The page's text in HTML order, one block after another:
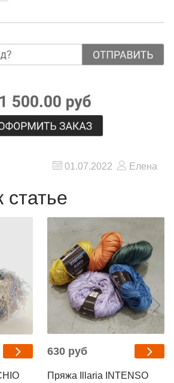
01.07.2022 Елена
630 руб
Пряжа Illaria INTENSO